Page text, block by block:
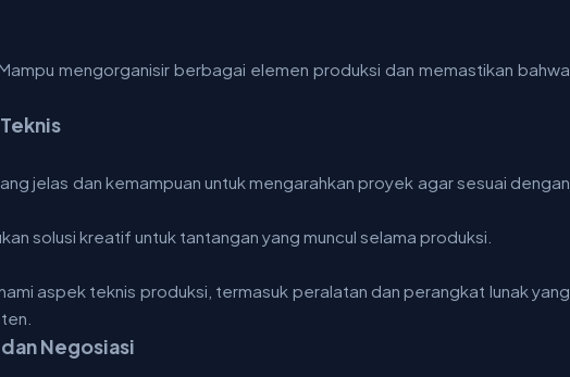
mengorganisir berbagai elemen produksi dan memastikan bahwa
jelas dan kemampuan untuk mengarahkan proyek agar sesuai dengan
solusi kreatif untuk tantangan yang muncul selama produksi.
aspek teknis produksi, termasuk peralatan dan perangkat lunak yang
Negosiasi